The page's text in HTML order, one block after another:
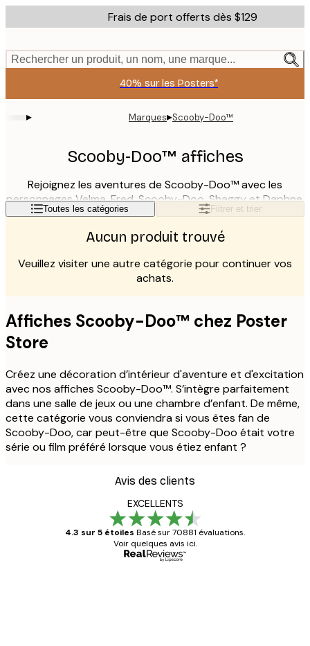
to
content.
Frais de port offerts dès $129
Rechercher un produit, un nom, une marque...
40% sur les Posters*
▸ Marques▸Scooby-Doo™
Scooby-Doo™ affiches
Rejoignez les aventures de Scooby-Doo™ avec les
personnages Velma, Fred, Scooby-Doo, Shaggy et Daphne.
Dans cette catégorie, vous trouverez des affiches de
croquis aux couleurs sobres combinées à des affiches de
dessins animés multicolores. Ces affiches sont parfaites
pour les ados et les plus jeunes, mais aussi pour tous ceux
qui veulent un intérieur cool dans le salon, la chambre, la
salle de jeux ou le bureau !
Lire la suite
Toutes les catégories Filtrer et trier
Aucun produit trouvé
Veuillez visiter une autre catégorie pour continuer vos
achats.
Affiches Scooby-Doo™ chez Poster
Store
Créez une décoration d’intérieur d'aventure et d'excitation
avec nos affiches Scooby-Doo™. S’intègre parfaitement
dans une salle de jeux ou une chambre d’enfant. De même,
cette catégorie vous conviendra si vous êtes fan de
Scooby-Doo, car peut-être que Scooby-Doo était votre
série ou film préféré lorsque vous étiez enfant ?
Avis des clients
EXCELLENTS
4.3 sur 5 étoiles Basé sur 70881 évaluations.
Voir quelques avis ici.